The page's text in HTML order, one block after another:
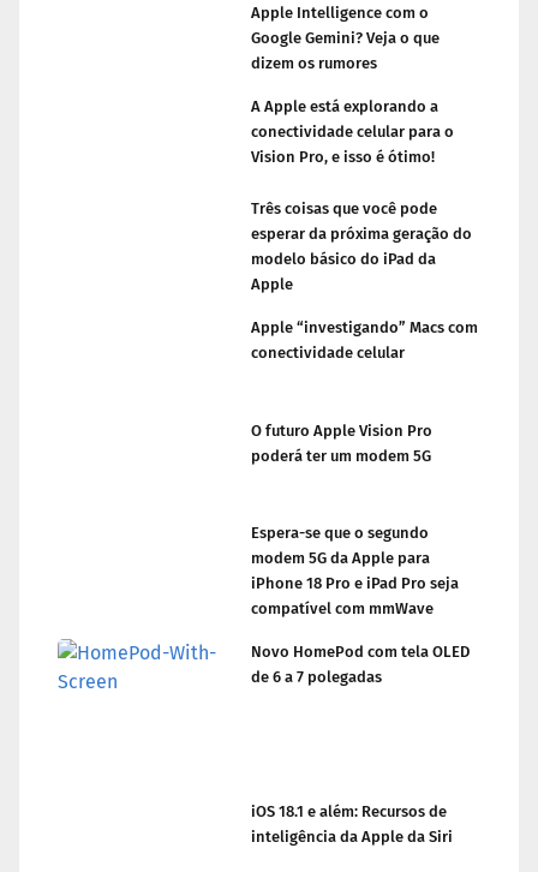
Apple Intelligence com o
Google Gemini? Veja o que
dizem os rumores
A Apple está explorando a
conectividade celular para o
Vision Pro, e isso é ótimo!
Três coisas que você pode
esperar da próxima geração do
modelo básico do iPad da
Apple
Apple “investigando” Macs com
conectividade celular
O futuro Apple Vision Pro
poderá ter um modem 5G
Espera-se que o segundo
modem 5G da Apple para
iPhone 18 Pro e iPad Pro seja
compatível com mmWave
Novo HomePod com tela OLED
de 6 a 7 polegadas
iOS 18.1 e além: Recursos de
inteligência da Apple da Siri